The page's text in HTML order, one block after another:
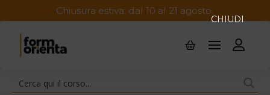
Chiusura estiva: dal 10 al 21 agosto.
CHIUDI